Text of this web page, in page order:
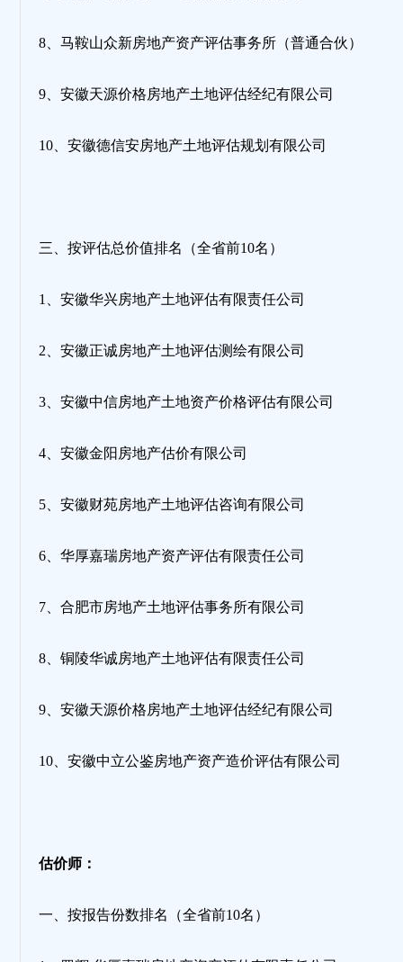
8、马鞍山众新房地产资产评估事务所（普通合伙）
9、安徽天源价格房地产土地评估经纪有限公司
10、安徽德信安房地产土地评估规划有限公司
三、按评估总价值排名（全省前10名）
1、安徽华兴房地产土地评估有限责任公司
2、安徽正诚房地产土地评估测绘有限公司
3、安徽中信房地产土地资产价格评估有限公司
4、安徽金阳房地产估价有限公司
5、安徽财苑房地产土地评估咨询有限公司
6、华厚嘉瑞房地产资产评估有限责任公司
7、合肥市房地产土地评估事务所有限公司
8、铜陵华诚房地产土地评估有限责任公司
9、安徽天源价格房地产土地评估经纪有限公司
10、安徽中立公鉴房地产资产造价评估有限公司
估价师：
一、按报告份数排名（全省前10名）